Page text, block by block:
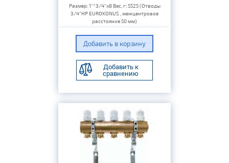
Размер: 1"*3/4"х8 Вес, г: 5525 (Отводы
3/4"НР EUROKONUS , межцентровое
расстояние 50 мм)
Добавить к
сравнению